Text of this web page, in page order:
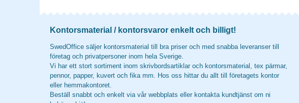
Kontorsmaterial / kontorsvaror enkelt och billigt!
SwedOffice säljer kontorsmaterial till bra priser och med snabba leveranser till
företag och privatpersoner inom hela Sverige.
Vi har ett stort sortiment inom skrivbordsartiklar och kontorsmaterial, tex pärmar,
pennor, papper, kuvert och fika mm. Hos oss hittar du allt till företagets kontor
eller hemmakontoret.
Beställ snabbt och enkelt via vår webbplats eller kontakta kundtjänst om ni